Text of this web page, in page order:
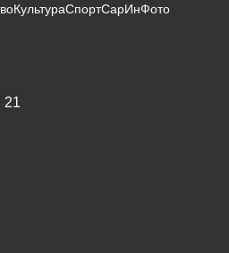
КультураСпортСарИнФото
21